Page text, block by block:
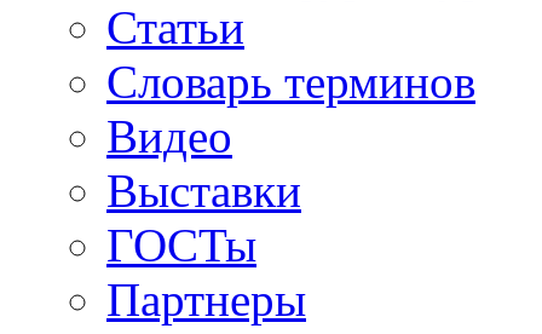
Статьи
Словарь терминов
Видео
Выставки
ГОСТы
Партнеры